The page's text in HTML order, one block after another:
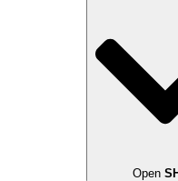
Open